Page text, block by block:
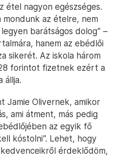
étel nagyon egészséges.
mondunk az ételre, nem
barátságos dolog” –
hanem az ebédlői
sikerét. Az iskola három
forintot fizetnek ezért a
állja.
Jamie Olivernek, amikor
ami átment, más pedig
az egyik fő
kóstolni”. Lehet, hogy
érdeklődöm,